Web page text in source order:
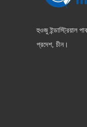
হুওজু ইন্ডাস্ট্রিয়াল
প্রদেশ, চীন।